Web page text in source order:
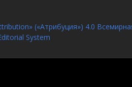
(«Атрибуция») 4.0
System